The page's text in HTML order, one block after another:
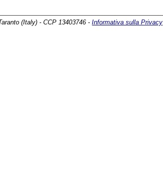
(Italy) - CCP 13403746 -Informativa sulla Privacy